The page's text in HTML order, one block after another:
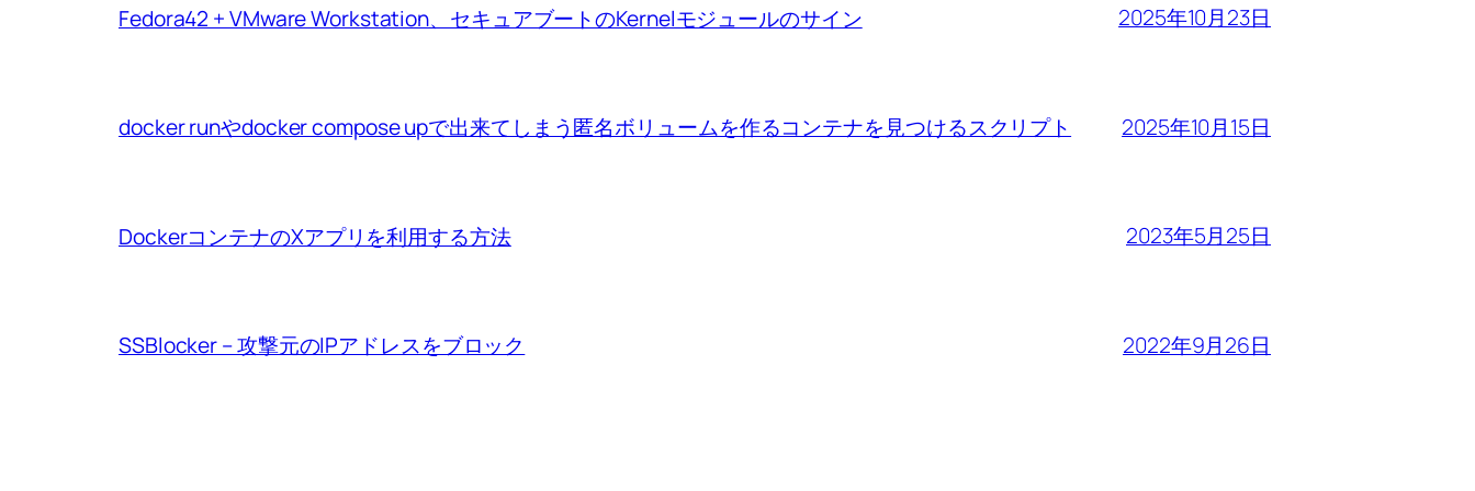
Fedora42 + VMware Workstation、セキュアブートのKernelモジュールのサイン 2025年10月23日
docker runやdocker compose upで出来てしまう匿名ボリュームを作るコンテナを見つけるスクリプト 2025年10月15日
DockerコンテナのXアプリを利用する方法 2023年5月25日
SSBlocker – 攻撃元のIPアドレスをブロック 2022年9月26日